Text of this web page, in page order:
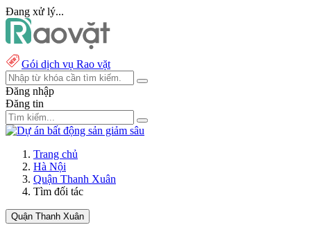
Đang xử lý...
Gói dịch vụ Rao vặt
Đăng nhập
Đăng tin
Trang chủ
Hà Nội
Quận Thanh Xuân
Tìm đối tác
Quận Thanh Xuân